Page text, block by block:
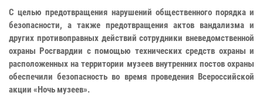
С целью предотвращения нарушений общественного порядка и
безопасности, а также предотвращения актов вандализма и
других противоправных действий сотрудники вневедомственной
охраны Росгвардии с помощью технических средств охраны и
расположенных на территории музеев внутренних постов охраны
обеспечили безопасность во время проведения Всероссийской
акции «Ночь музеев».